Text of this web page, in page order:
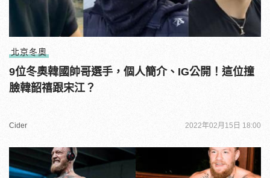
北京冬奧
9位冬奧韓國帥哥選手，個人簡介、IG公開！這位撞
臉韓韶禧跟宋江？
Cider 2022年02月15日 18:00